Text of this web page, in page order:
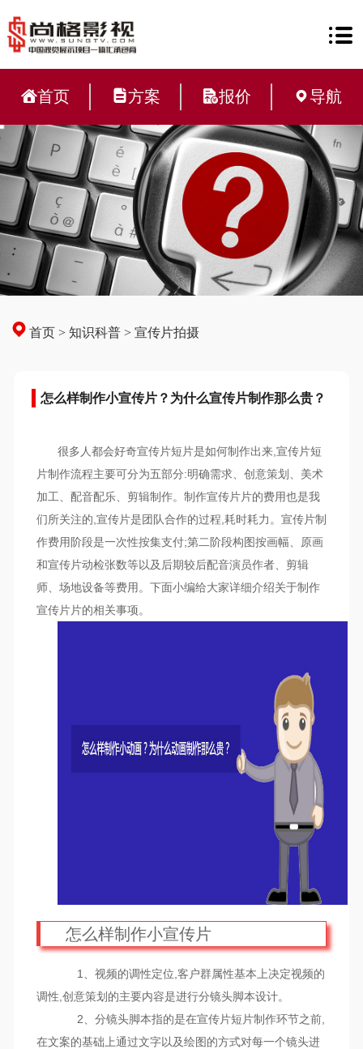
首页 方案 报价 导航
首页 >知识科普 >宣传片拍摄
怎么样制作小宣传片？为什么宣传片制作那么贵？
很多人都会好奇宣传片短片是如何制作出来,宣传片短
片制作流程主要可分为五部分:明确需求、创意策划、美术
加工、配音配乐、剪辑制作。制作宣传片片的费用也是我
们所关注的,宣传片是团队合作的过程,耗时耗力。宣传片制
作费用阶段是一次性按集支付;第二阶段构图按画幅、原画
和宣传片动检张数等以及后期较后配音演员作者、剪辑
师、场地设备等费用。下面小编给大家详细介绍关于制作
宣传片片的相关事项。
怎么样制作小宣传片
1、视频的调性定位,客户群属性基本上决定视频的
调性,创意策划的主要内容是进行分镜头脚本设计。
2、分镜头脚本指的是在宣传片短片制作环节之前,
在文案的基础上通过文字以及绘图的方式对每一个镜头进